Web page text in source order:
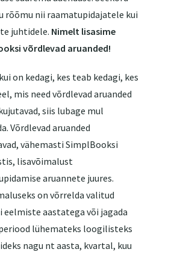
rõõmu nii raamatupidajatele kui
juhtidele. Nimelt lisasime
võrdlevad aruanded!
on kedagi, kes teab kedagi, kes
mis need võrdlevad aruanded
siis lubage mul
Võrdlevad aruanded
vähemasti SimplBooksi
lisavõimalust
aruannete juures.
on võrrelda valitud
eelmiste aastatega või jagada
lühemateks loogilisteks
nagu nt aasta, kvartal, kuu